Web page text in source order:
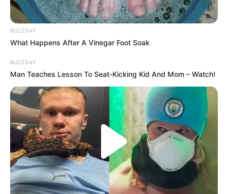
BUZZDAY
What Happens After A Vinegar Foot Soak
BUZZDAY
Man Teaches Lesson To Seat-Kicking Kid And Mom – Watch!